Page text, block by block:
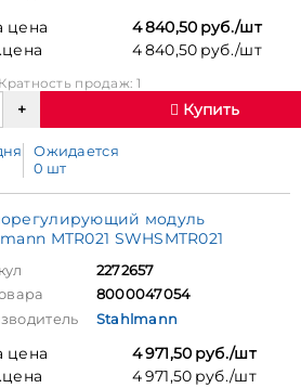
цена
4 840,50 руб./шт
4 840,50 руб./шт
Кратность продаж: 1
Купить
Ожидается
0 шт
модуль
MTR021 SWHSMTR021
2272657
8000047054
Stahlmann
цена
4 971,50 руб./шт
4 971,50 руб./шт